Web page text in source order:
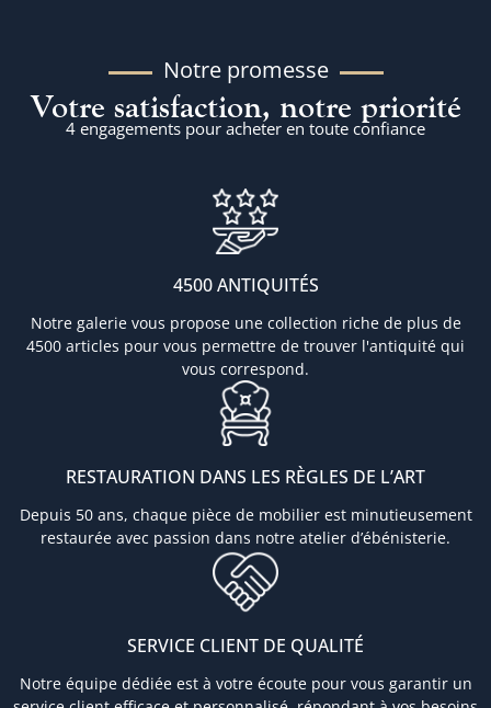
Notre promesse
Votre satisfaction, notre priorité
4 engagements pour acheter en toute confiance
4500 ANTIQUITÉS
Notre galerie vous propose une collection riche de plus de
4500 articles pour vous permettre de trouver l'antiquité qui
vous correspond.
RESTAURATION DANS LES RÈGLES DE L’ART
Depuis 50 ans, chaque pièce de mobilier est minutieusement
restaurée avec passion dans notre atelier d’ébénisterie.
SERVICE CLIENT DE QUALITÉ
Notre équipe dédiée est à votre écoute pour vous garantir un